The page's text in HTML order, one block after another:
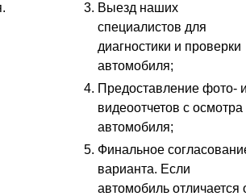
Выезд наших
специалистов для
диагностики и проверки
автомобиля;
Предоставление фото- и
видеоотчетов с осмотра
автомобиля;
Финальное
варианта. Если
автомобиль отличается